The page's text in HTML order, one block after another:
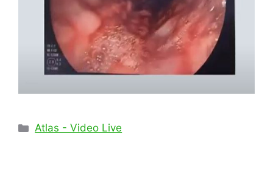
Categorías
Atlas - Video Live